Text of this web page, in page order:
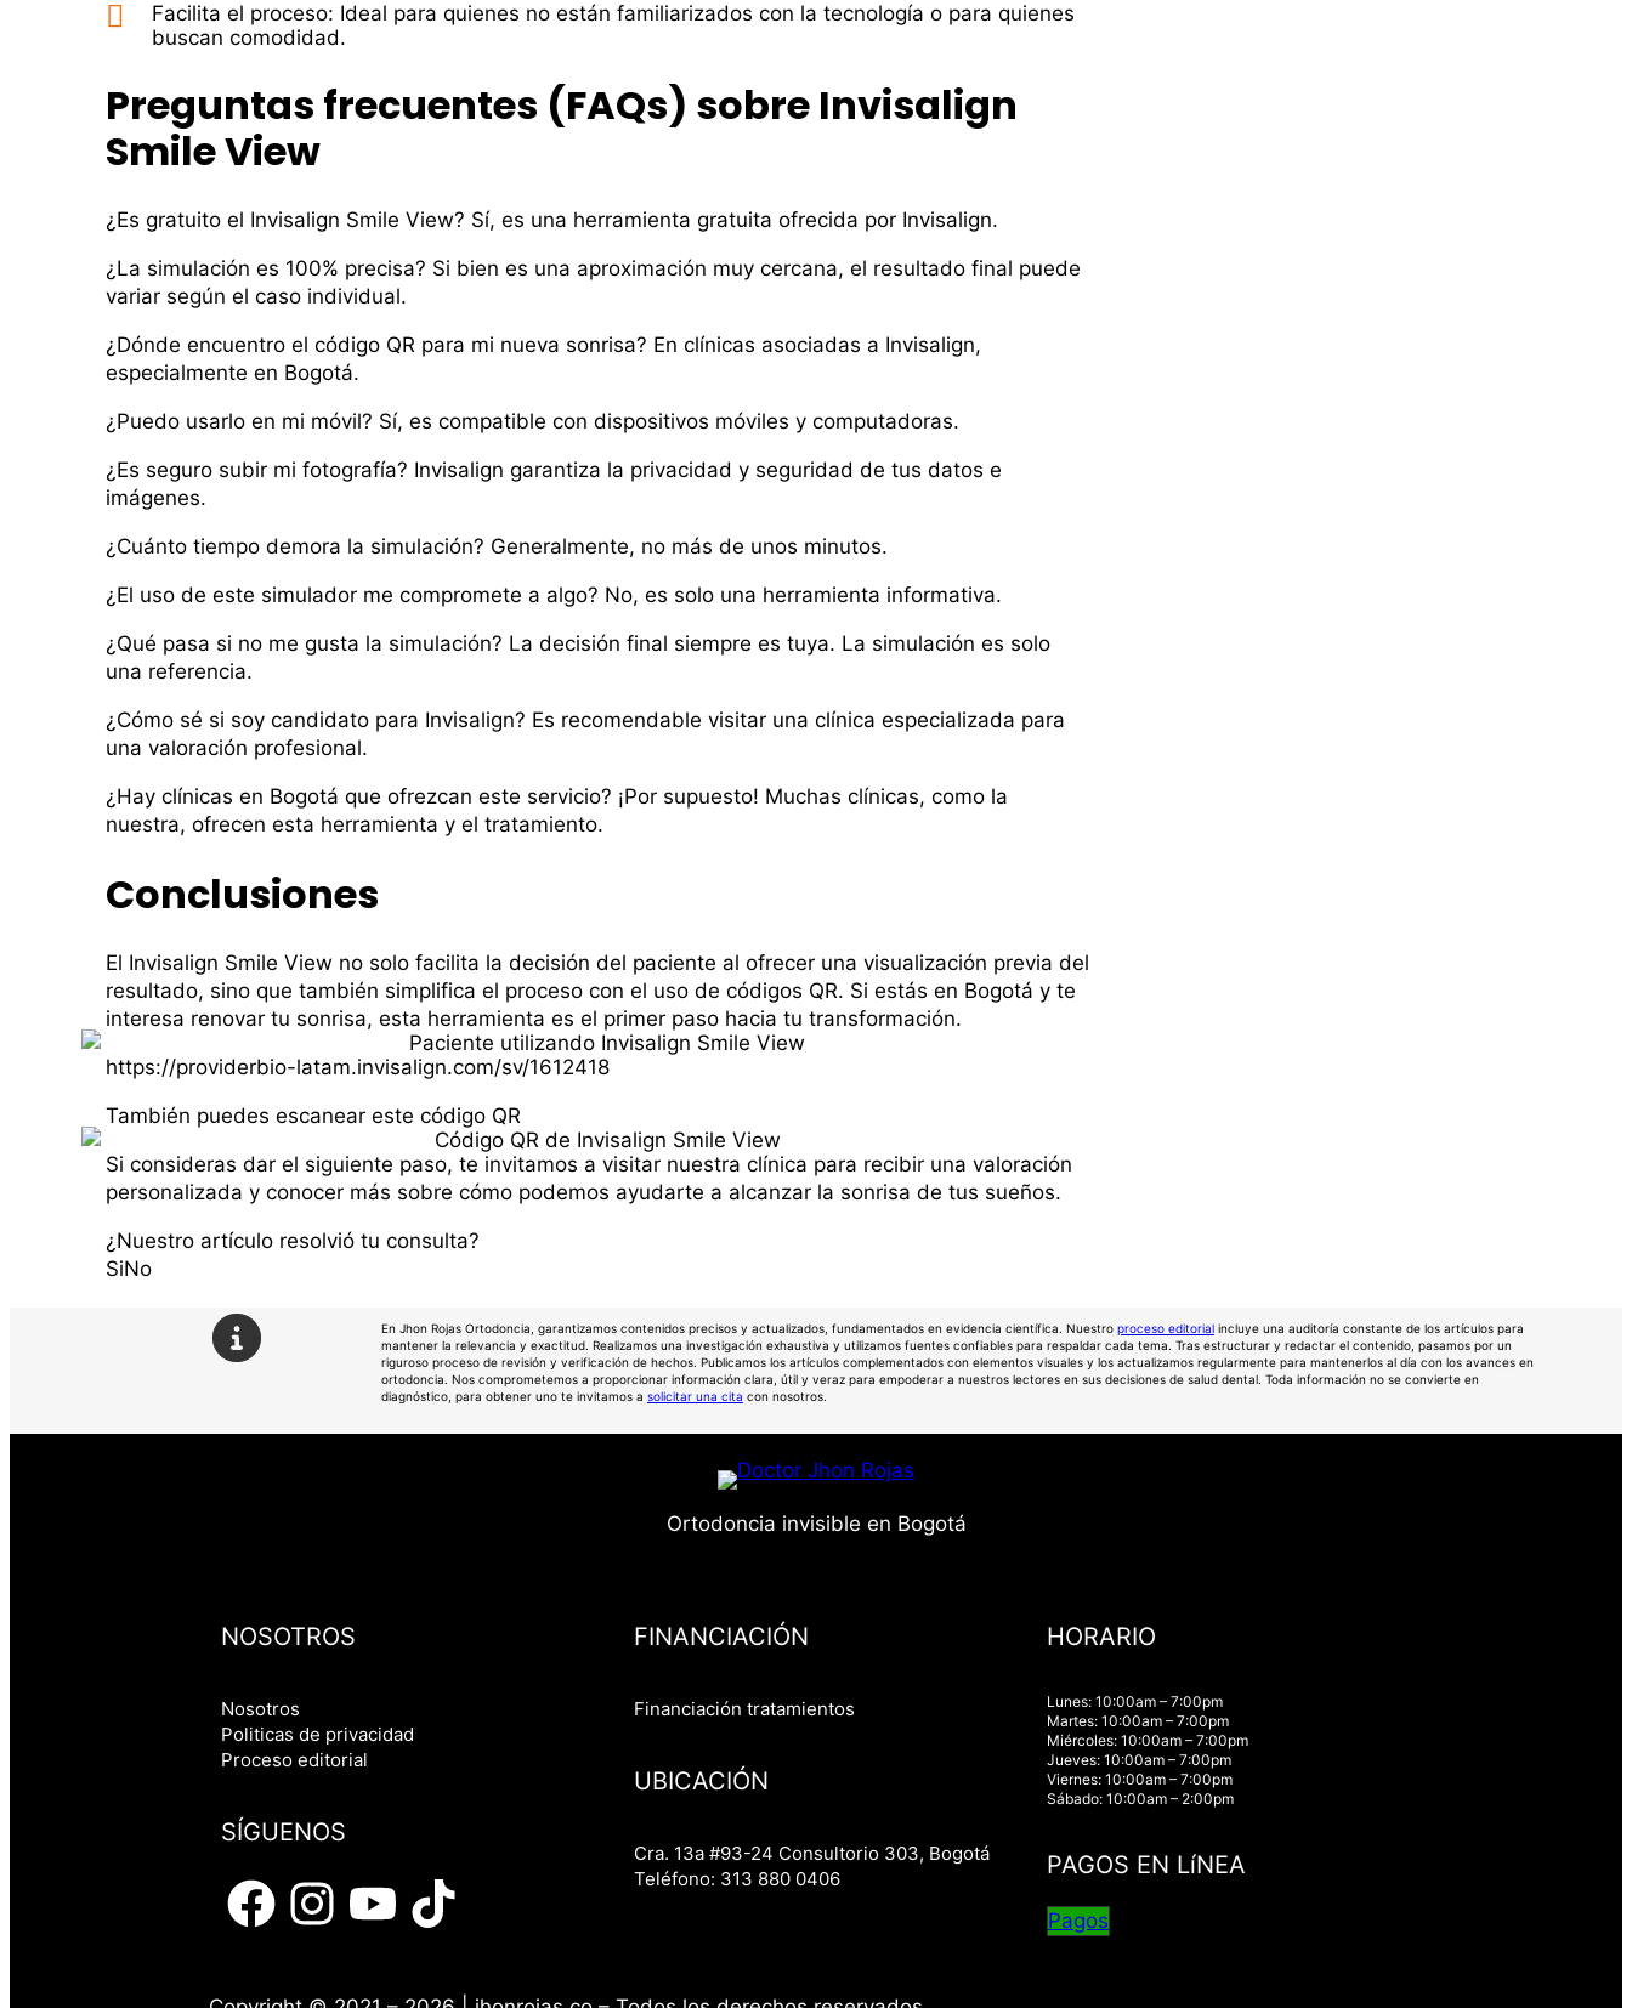
Facilita el proceso: Ideal para quienes no están familiarizados con la tecnología o para quienes
buscan comodidad.
Preguntas frecuentes (FAQs) sobre Invisalign
Smile View
¿Es gratuito el Invisalign Smile View? Sí­, es una herramienta gratuita ofrecida por Invisalign.
¿La simulación es 100% precisa? Si bien es una aproximación muy cercana, el resultado final puede
variar según el caso individual.
¿Dónde encuentro el código QR para mi nueva sonrisa? En clínicas asociadas a Invisalign,
especialmente en Bogotá.
¿Puedo usarlo en mi móvil? Sí, es compatible con dispositivos móviles y computadoras.
¿Es seguro subir mi fotografía? Invisalign garantiza la privacidad y seguridad de tus datos e
imágenes.
¿Cuánto tiempo demora la simulación? Generalmente, no más de unos minutos.
¿El uso de este simulador me compromete a algo? No, es solo una herramienta informativa.
¿Qué pasa si no me gusta la simulación? La decisión final siempre es tuya. La simulación es solo
una referencia.
¿Cómo sé si soy candidato para Invisalign? Es recomendable visitar una clínica especializada para
una valoración profesional.
¿Hay clínicas en Bogotá que ofrezcan este servicio? ¡Por supuesto! Muchas clínicas, como la
nuestra, ofrecen esta herramienta y el tratamiento.
Conclusiones
El Invisalign Smile View no solo facilita la decisión del paciente al ofrecer una visualización previa del
resultado, sino que también simplifica el proceso con el uso de códigos QR. Si estás en Bogotá y te
interesa renovar tu sonrisa, esta herramienta es el primer paso hacia tu transformación.
https://providerbio-latam.invisalign.com/sv/1612418
También puedes escanear este código QR
Si consideras dar el siguiente paso, te invitamos a visitar nuestra clínica para recibir una valoración
personalizada y conocer más sobre cómo podemos ayudarte a alcanzar la sonrisa de tus sueños.
¿Nuestro artí­culo resolvió tu consulta?
SiNo
En Jhon Rojas Ortodoncia, garantizamos contenidos precisos y actualizados, fundamentados en evidencia científica. Nuestro proceso editorialincluye una auditorí­a constante de los artí­culos para
mantener la relevancia y exactitud. Realizamos una investigación exhaustiva y utilizamos fuentes confiables para respaldar cada tema. Tras estructurar y redactar el contenido, pasamos por un
riguroso proceso de revisión y verificación de hechos. Publicamos los artículos complementados con elementos visuales y los actualizamos regularmente para mantenerlos al día con los avances en
ortodoncia. Nos comprometemos a proporcionar información clara, útil y veraz para empoderar a nuestros lectores en sus decisiones de salud dental. Toda información no se convierte en
diagnóstico, para obtener uno te invitamos a solicitar una cita con nosotros.
Ortodoncia invisible en Bogotá
NOSOTROS
Nosotros
Politicas de privacidad
Proceso editorial
SÍGUENOS
FINANCIACIÓN
Financiación tratamientos
UBICACIÓN
Cra. 13a #93-24 Consultorio 303, Bogotá
Teléfono: 313 880 0406
HORARIO
Lunes: 10:00am – 7:00pm
Martes: 10:00am – 7:00pm
Miércoles: 10:00am – 7:00pm
Jueves: 10:00am – 7:00pm
Viernes: 10:00am – 7:00pm
Sábado: 10:00am – 2:00pm
PAGOS EN LíNEA
Pagos